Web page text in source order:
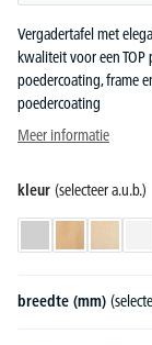
Vergadertafel met
kwaliteit voor een
poedercoating, frame
poedercoating
Meer informatie
kleur (selecteer a.u.b.)
breedte (mm)